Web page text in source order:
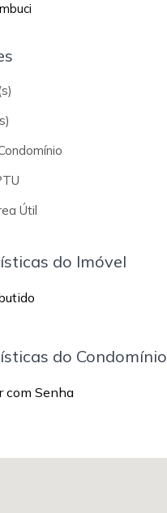
Útil
do Imóvel
do Condomínio
com Senha